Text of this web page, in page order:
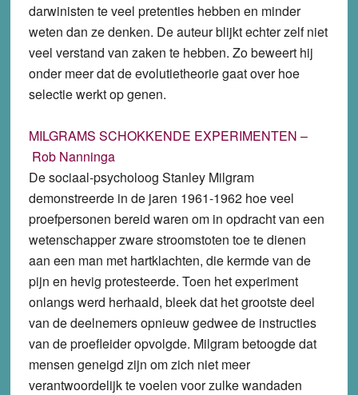
darwinisten te veel pretenties hebben en minder
weten dan ze denken. De auteur blijkt echter zelf niet
veel verstand van zaken te hebben. Zo beweert hij
onder meer dat de evolutietheorie gaat over hoe
selectie werkt op genen.
MILGRAMS SCHOKKENDE EXPERIMENTEN –
Rob Nanninga
De sociaal-psycholoog Stanley Milgram
demonstreerde in de jaren 1961-1962 hoe veel
proefpersonen bereid waren om in opdracht van een
wetenschapper zware stroomstoten toe te dienen
aan een man met hartklachten, die kermde van de
pijn en hevig protesteerde. Toen het experiment
onlangs werd herhaald, bleek dat het grootste deel
van de deelnemers opnieuw gedwee de instructies
van de proefleider opvolgde. Milgram betoogde dat
mensen geneigd zijn om zich niet meer
verantwoordelijk te voelen voor zulke wandaden